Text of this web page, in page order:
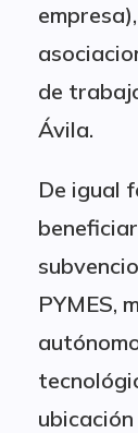
de
Ávila.
De igual
PYMES,